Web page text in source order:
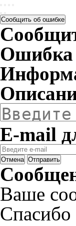
Сообщить об ошибке
Ошибка
E-mail
Отмена Отправить
Ваше
Спасибо